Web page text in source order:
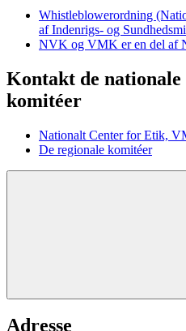
Whistleblowerordning
af Indenrigs- og
NVK og VMK er en del af
Kontakt de nationale
komitéer
Nationalt Center for Etik,
De regionale komitéer
Adresse